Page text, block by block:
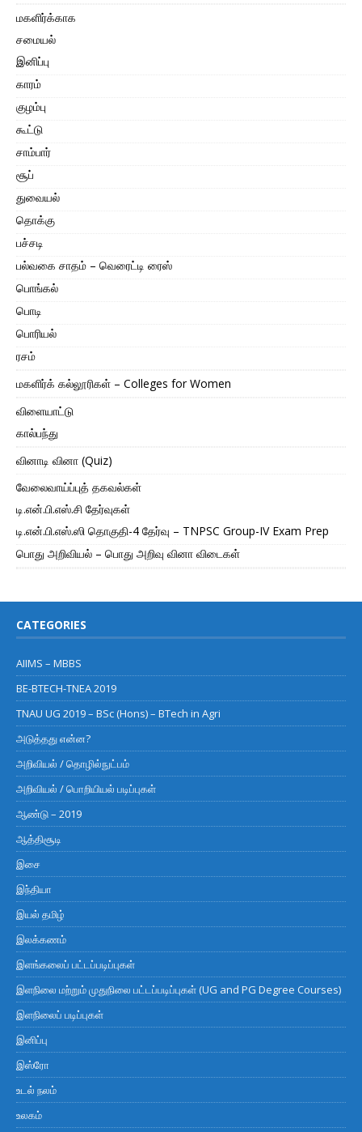
மகளிர்க்காக
சமையல்
இனிப்பு
காரம்
குழம்பு
கூட்டு
சாம்பார்
சூப்
துவையல்
தொக்கு
பச்சடி
பல்வகை சாதம் – வெரைட்டி ரைஸ்
பொங்கல்
பொடி
பொரியல்
ரசம்
மகளிர்க் கல்லூரிகள் – Colleges for Women
விளையாட்டு
கால்பந்து
வினாடி வினா (Quiz)
வேலைவாய்ப்புத் தகவல்கள்
டி.என்.பி.எஸ்.சி தேர்வுகள்
டி.என்.பி.எஸ்.ஸி தொகுதி-4 தேர்வு – TNPSC Group-IV Exam Prep
பொது அறிவியல் – பொது அறிவு வினா விடைகள்
CATEGORIES
AIIMS – MBBS
BE-BTECH-TNEA 2019
TNAU UG 2019 – BSc (Hons) – BTech in Agri
அடுத்தது என்ன?
அறிவியல் / தொழில்நுட்பம்
அறிவியல் / பொறியியல் படிப்புகள்
ஆண்டு – 2019
ஆத்திசூடி
இசை
இந்தியா
இயல் தமிழ்
இலக்கணம்
இளங்கலைப் பட்டப்படிப்புகள்
இளநிலை மற்றும் முதுநிலை பட்டப்படிப்புகள் (UG and PG Degree Courses)
இளநிலைப் படிப்புகள்
இனிப்பு
இஸ்ரோ
உடல் நலம்
உலகம்